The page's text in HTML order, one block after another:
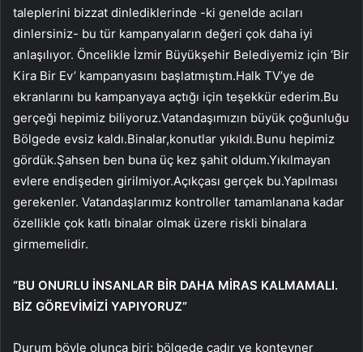
taleplerini bizzat dinlediklerinde -ki genelde acıları
dinlersiniz- bu tür kampanyaların değeri çok daha iyi
anlaşılıyor. Öncelikle İzmir Büyükşehir Belediyemiz için ‘Bir
Kira Bir Ev’ kampanyasını başlatmıştım.Halk TV’ye de
ekranlarını bu kampanyaya açtığı için teşekkür ederim.Bu
gerçeği hepimiz biliyoruz.Vatandaşımızın büyük çoğunluğu
Bölgede evsiz kaldı.Binalar,konutlar yıkıldı.Bunu hepimiz
gördük.Şahsen ben buna üç kez şahit oldum.Yıkılmayan
evlere endişeden girilmiyor.Açıkçası gerçek bu.Yapılması
gerekenler. Vatandaşlarımız kontroller tamamlanana kadar
özellikle çok katlı binalar olmak üzere riskli binalara
girmemelidir.
“BU ONURLU İNSANLAR BİR DAHA MİRAS KALMAMALI.
BİZ GÖREVİMİZİ YAPIYORUZ”
Durum böyle olunca biri; bölgede çadır ve konteyner